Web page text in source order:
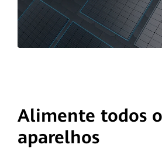
Alimente todos
aparelhos